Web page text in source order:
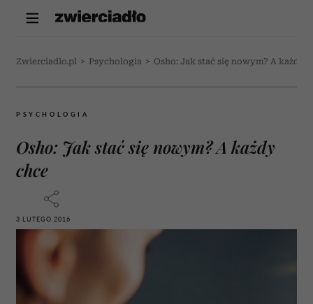
Zwierciadlo.pl > Psychologia > Osho: Jak stać się nowym? A każdy
PSYCHOLOGIA
Osho: Jak stać się nowym? A każdy
chce
3 LUTEGO 2016